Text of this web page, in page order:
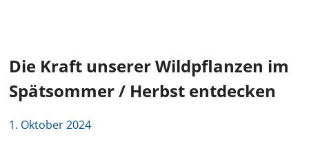
Die Kraft unserer Wildpflanzen im
Spätsommer / Herbst entdecken
1. Oktober 2024